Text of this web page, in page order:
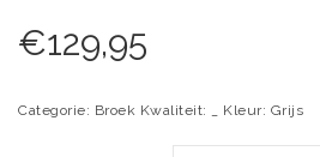
€129,95
Categorie: Broek Kwaliteit: _ Kleur: Grijs